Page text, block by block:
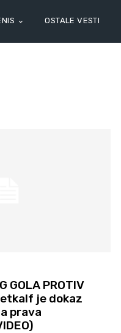
OSTALE VESTI
GOLA PROTIV
je dokaz
prava